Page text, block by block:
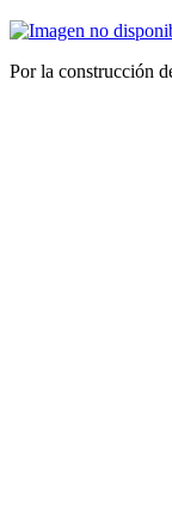
Por la construcción